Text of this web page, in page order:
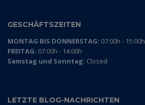
GESCHÄFTSZEITEN
MONTAG BIS DONNERSTAG: 07:00h - 15:00h
FREITAG: 07:00h - 14:00h
Samstag und Sonntag: Closed
LETZTE BLOG-NACHRICHTEN